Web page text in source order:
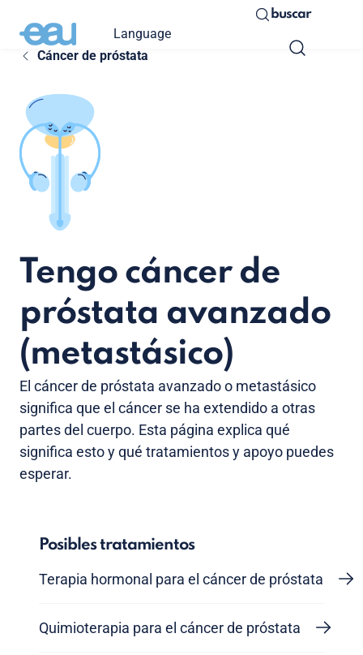
Language
buscar
Cáncer de próstata
Tengo cáncer de
próstata avanzado
(metastásico)
El cáncer de próstata avanzado o metastásico
significa que el cáncer se ha extendido a otras
partes del cuerpo. Esta página explica qué
significa esto y qué tratamientos y apoyo puedes
esperar.
Posibles tratamientos
Terapia hormonal para el cáncer de próstata
Quimioterapia para el cáncer de próstata